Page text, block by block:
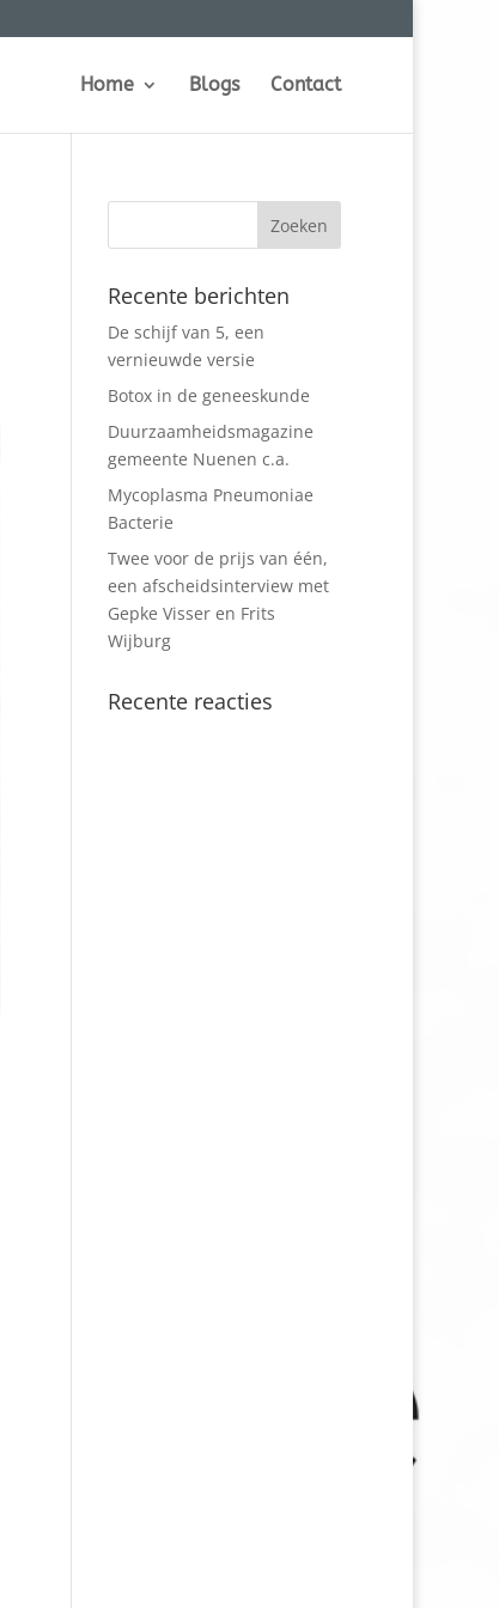
Home Blogs Contact
Recente berichten
De schijf van 5, een
vernieuwde versie
Botox in de geneeskunde
Duurzaamheidsmagazine
gemeente Nuenen c.a.
Mycoplasma Pneumoniae
Bacterie
Twee voor de prijs van één,
een afscheidsinterview met
Gepke Visser en Frits
Wijburg
Recente reacties